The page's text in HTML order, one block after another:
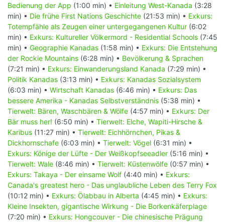
Bedienung der App (1:00 min) • Einleitung West-Kanada (3:28
min) • Die frühe First Nations Geschichte (21:53 min) • Exkurs:
Totempfähle als Zeugen einer untergegangenen Kultur (6:02
min) • Exkurs: Kultureller Völkermord - Residential Schools (7:45
min) • Geographie Kanadas (1:58 min) • Exkurs: Die Entstehung
der Rockie Mountains (6:28 min) • Bevölkerung & Sprachen
(7:21 min) • Exkurs: Einwanderungsland Kanada (7:29 min) •
Politik Kanadas (3:13 min) • Exkurs: Kanadas Sozialsystem
(6:03 min) • Wirtschaft Kanadas (6:46 min) • Exkurs: Das
bessere Amerika - Kanadas Selbstverständnis (5:38 min) •
Tierwelt: Bären, Waschbären & Wölfe (4:57 min) • Exkurs: Der
Bär muss her! (6:50 min) • Tierwelt: Elche, Wapiti-Hirsche &
Karibus (11:27 min) • Tierwelt: Eichhörnchen, Pikas &
Dickhornschafe (6:03 min) • Tierwelt: Vögel (6:31 min) •
Exkurs: Könige der Lüfte - Der Weißkopfseeadler (5:16 min) •
Tierwelt: Wale (8:46 min) • Tierwelt: Küstenwölfe (0:57 min) •
Exkurs: Takaya - Der einsame Wolf (4:40 min) • Exkurs:
Canada's greatest hero - Das unglaubliche Leben des Terry Fox
(10:12 min) • Exkurs: Ölabbau in Alberta (4:45 min) • Exkurs:
Kleine Insekten, gigantische Wirkung - Die Borkenkäferplage
(7:20 min) • Exkurs: Hongcouver - Die chinesische Prägung